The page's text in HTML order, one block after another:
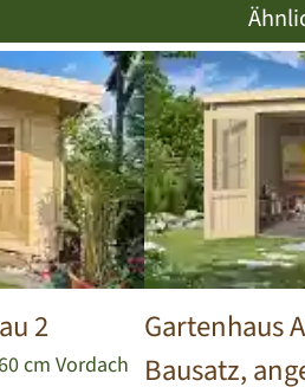
2
cm Vordach
Gartenhaus
Bausatz,